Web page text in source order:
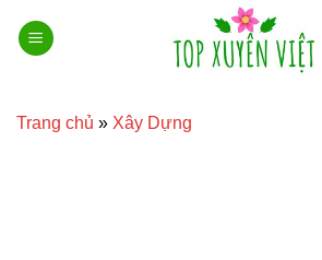
qua
Trang chủ » Xây Dựng